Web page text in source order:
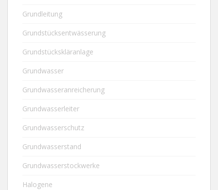
Grundleitung
Grundstücksentwässerung
Grundstückskläranlage
Grundwasser
Grundwasseranreicherung
Grundwasserleiter
Grundwasserschutz
Grundwasserstand
Grundwasserstockwerke
Halogene